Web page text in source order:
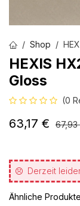
Shop
HEXIS
Gloss
(0
63,17 € 67,93
Derzeit
Ähnliche Produkte